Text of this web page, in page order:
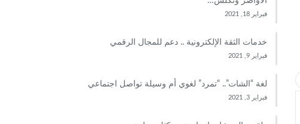
فبراير 18, 2021
خدمات الثقة الإلكترونية .. دعم للمجال الرقمي
فبراير 9, 2021
لغة “الشات”.. “تمرد” لغوي أم وسيلة تواصل اجتماعي
فبراير 3, 2021